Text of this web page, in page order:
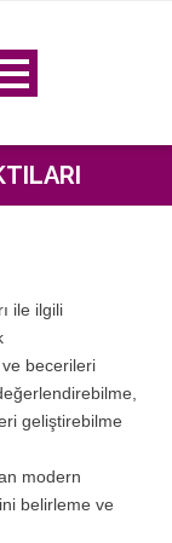
ile ilgili
becerileri
geliştirebilme
modern
belirleme ve